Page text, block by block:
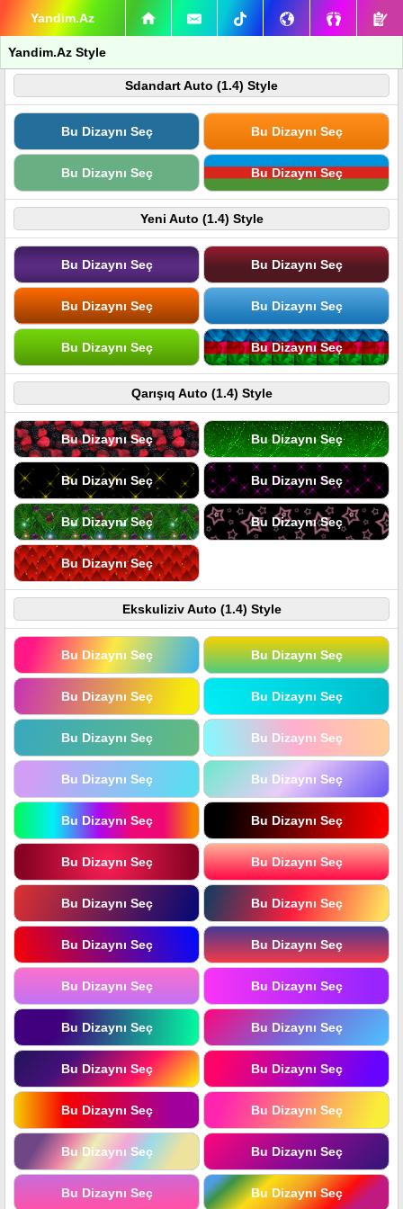
Yandim.Az
Yandim.Az Style
Sdandart Auto (1.4) Style
Bu Dizaynı Seç Bu Dizaynı Seç
Bu Dizaynı Seç Bu Dizaynı Seç
Yeni Auto (1.4) Style
Bu Dizaynı Seç Bu Dizaynı Seç
Bu Dizaynı Seç Bu Dizaynı Seç
Bu Dizaynı Seç Bu Dizaynı Seç
Qarışıq Auto (1.4) Style
Bu Dizaynı Seç Bu Dizaynı Seç
Bu Dizaynı Seç Bu Dizaynı Seç
Bu Dizaynı Seç Bu Dizaynı Seç
Bu Dizaynı Seç
Ekskuliziv Auto (1.4) Style
Bu Dizaynı Seç Bu Dizaynı Seç
Bu Dizaynı Seç Bu Dizaynı Seç
Bu Dizaynı Seç Bu Dizaynı Seç
Bu Dizaynı Seç Bu Dizaynı Seç
Bu Dizaynı Seç Bu Dizaynı Seç
Bu Dizaynı Seç Bu Dizaynı Seç
Bu Dizaynı Seç Bu Dizaynı Seç
Bu Dizaynı Seç Bu Dizaynı Seç
Bu Dizaynı Seç Bu Dizaynı Seç
Bu Dizaynı Seç Bu Dizaynı Seç
Bu Dizaynı Seç Bu Dizaynı Seç
Bu Dizaynı Seç Bu Dizaynı Seç
Bu Dizaynı Seç Bu Dizaynı Seç
Bu Dizaynı Seç Bu Dizaynı Seç